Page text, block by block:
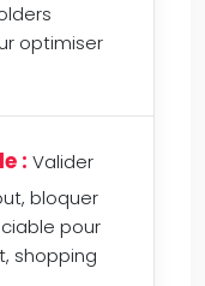
optimiser
: Valider
bloquer
pour
shopping